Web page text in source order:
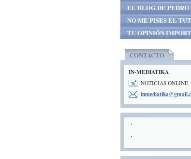
EL BLOG DE
NO ME PISES EL
TU OPINIÓN
CONTACTO
IN-MEDIATIKA
NOTICIAS ONLINE
inmediatika@gmai